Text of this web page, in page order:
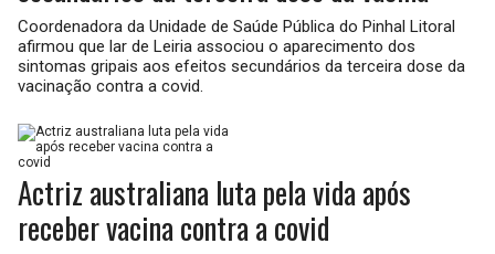
Coordenadora da Unidade de Saúde Pública do Pinhal Litoral
afirmou que lar de Leiria associou o aparecimento dos
sintomas gripais aos efeitos secundários da terceira dose da
vacinação contra a covid.
Actriz australiana luta pela vida após
receber vacina contra a covid